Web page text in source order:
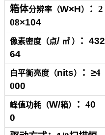
箱体分辨率（W×H） ： 2
08×104
像素密度（点/ ㎡ ） ： 432
64
白平衡亮度（nits） ： ≥4
000
峰值功耗（W/箱） ： 40
0